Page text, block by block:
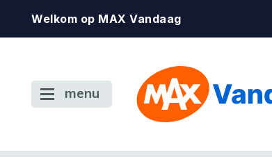
Welkom op MAX Vandaag
menu